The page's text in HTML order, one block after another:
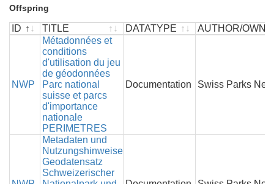
Offspring
ID TITLE DATATYPE
AUTHOR/
TITLE
NWP
Métadonnées et
conditions
d'utilisation du jeu
de géodonnées
Parc national
suisse et parcs
d'importance
nationale
PERIMETRES
Documentation Swiss Parks
Metadaten und
Nutzungshinweise
Geodatensatz
Schweizerischer